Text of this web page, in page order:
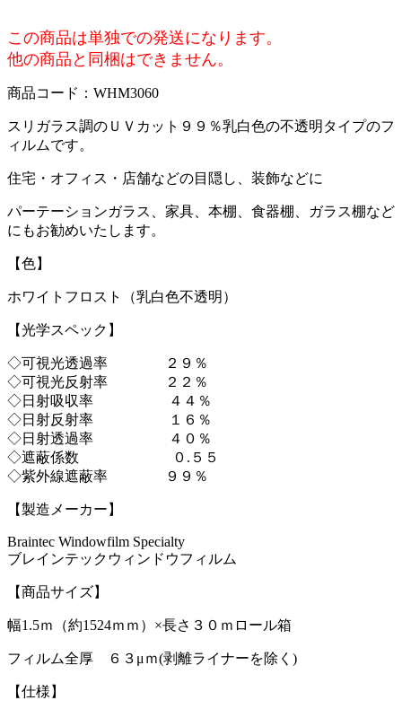
この商品は単独での発送になります。
他の商品と同梱はできません。
商品コード：WHM3060
スリガラス調のＵＶカット９９％乳白色の不透明タイプのフ
ィルムです。
住宅・オフィス・店舗などの目隠し、装飾などに
パーテーションガラス、家具、本棚、食器棚、ガラス棚など
にもお勧めいたします。
【色】
ホワイトフロスト（乳白色不透明）
【光学スペック】
◇可視光透過率 ２９％
◇可視光反射率 ２２％
◇日射吸収率 ４４％
◇日射反射率 １６％
◇日射透過率 ４０％
◇遮蔽係数 ０.５５
◇紫外線遮蔽率 ９９％
【製造メーカー】
Braintec Windowfilm Specialty
ブレインテックウィンドウフィルム
【商品サイズ】
幅1.5ｍ（約1524ｍｍ）×長さ３０ｍロール箱
フィルム全厚 ６３μｍ(剥離ライナーを除く)
【仕様】